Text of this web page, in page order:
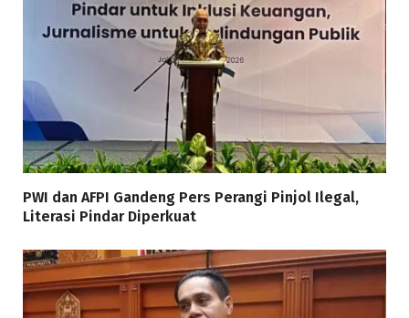
PWI dan AFPI Gandeng Pers Perangi Pinjol Ilegal,
Literasi Pindar Diperkuat